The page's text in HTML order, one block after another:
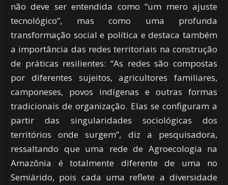
não deve ser entendida como “um mero ajuste
tecnológico”, mas como uma profunda
transformação social e política e destaca também
a importância das redes territoriais na construção
de práticas resilientes: “As redes são compostas
por diferentes sujeitos, agricultores familiares,
camponeses, povos indígenas e outras formas
tradicionais de organização. Elas se configuram a
partir das singularidades sociológicas dos
territórios onde surgem”, diz a pesquisadora,
ressaltando que uma rede de Agroecologia na
Amazônia é totalmente diferente de uma no
Semiárido, pois cada uma reflete a diversidade